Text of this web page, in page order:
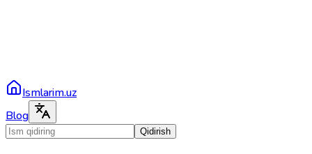
Ismlarim.uz
Blog
Qidirish